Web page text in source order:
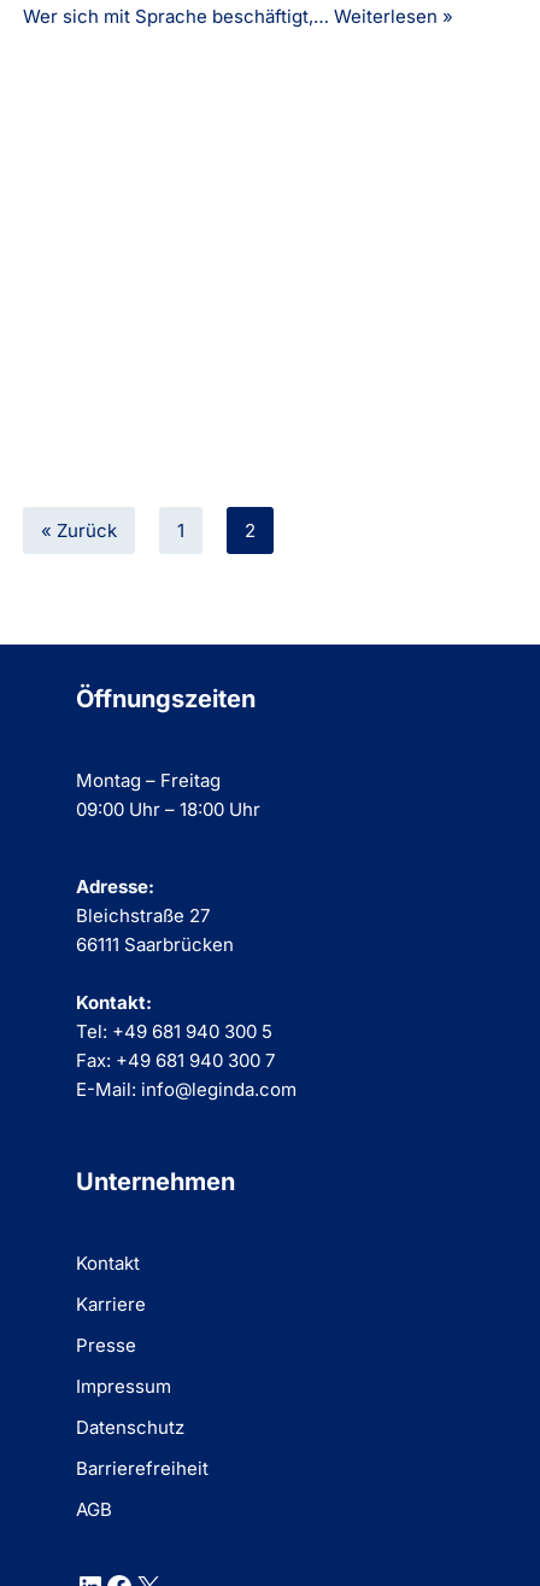
Wer sich mit Sprache beschäftigt,…Weiterlesen »
« Zurück 1 2
Öffnungszeiten
Montag – Freitag
09:00 Uhr – 18:00 Uhr
Adresse:
Bleichstraße 27
66111 Saarbrücken
Kontakt:
Tel: +49 681 940 300 5
Fax: +49 681 940 300 7
E-Mail: info@leginda.com
Unternehmen
Kontakt
Karriere
Presse
Impressum
Datenschutz
Barrierefreiheit
AGB